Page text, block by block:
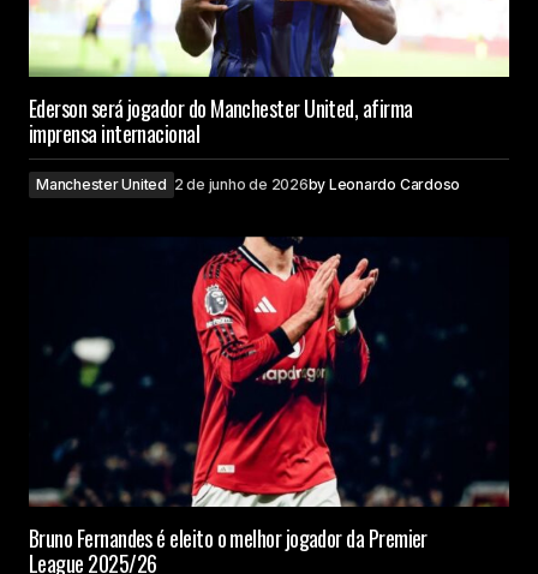
Ederson será jogador do Manchester United, afirma
imprensa internacional
Manchester United 2 de junho de 2026by Leonardo Cardoso
Bruno Fernandes é eleito o melhor jogador da Premier
League 2025/26